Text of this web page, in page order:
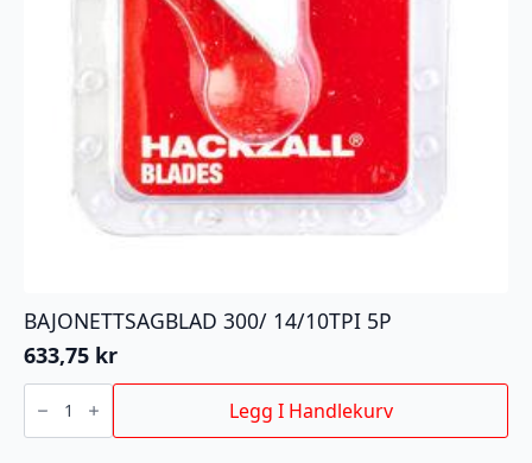
BAJONETTSAGBLAD 300/ 14/10TPI 5P
633,75 kr
BAJONETTSAGBLAD
300/
14/10TPI
5P
Legg I Handlekurv